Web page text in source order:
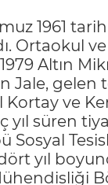
1961
Ortaokul ve
Altın
Jale, gelen
Kortay ve
süren
Sosyal
yıl